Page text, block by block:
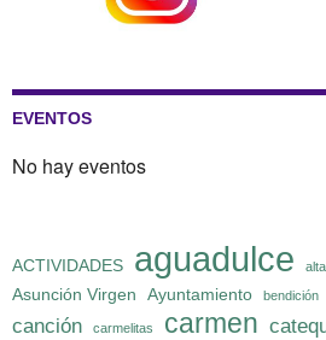
EVENTOS
No hay eventos
ACTIVIDADES aguadulce
Asunción Virgen Ayuntamiento bendición
canción carmelitas carmen